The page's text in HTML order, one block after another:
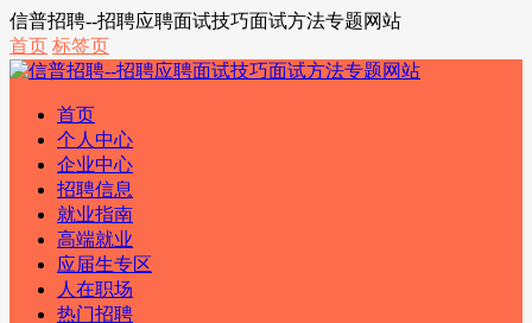
信普招聘--招聘应聘面试技巧面试方法专题网站
首页 标签页
首页
个人中心
企业中心
招聘信息
就业指南
高端就业
应届生专区
人在职场
热门招聘